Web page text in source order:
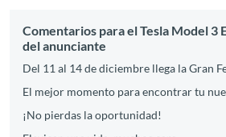
Comentarios para el Tesla Model 3
del anunciante
Del 11 al 14 de diciembre llega la Gran
El mejor momento para encontrar tu
¡No pierdas la oportunidad!